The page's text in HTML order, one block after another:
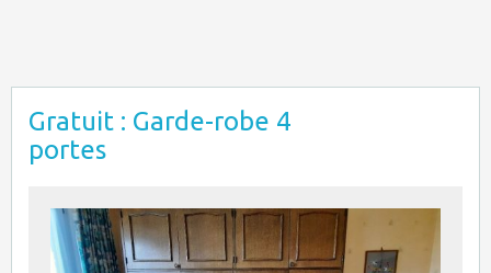
Gratuit : Garde-robe 4
portes